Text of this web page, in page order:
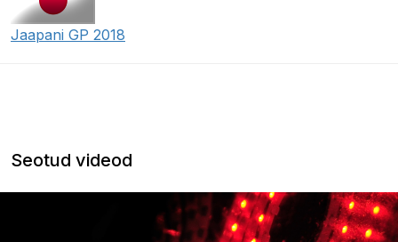
Jaapani GP 2018
Seotud videod